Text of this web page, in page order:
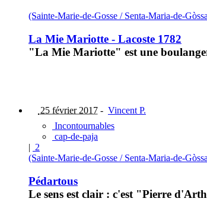
(Sainte-Marie-de-Gosse / Senta-Maria-de-
La Mie Mariotte - Lacoste 1782
"La Mie Mariotte" est une
25 février 2017 - Vincent P.
Incontournables
cap-de-paja
| 2
(Sainte-Marie-de-Gosse / Senta-Maria-de-
Pédartous
Le sens est clair : c'est "Pierre